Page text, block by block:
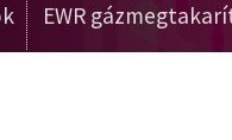
EWR